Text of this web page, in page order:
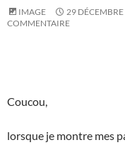
IMAGE 29
COMMENTAIRE
Coucou,
lorsque je montre mes